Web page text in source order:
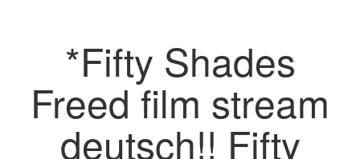
*Fifty Shades
Freed film stream
deutsch!! Fifty